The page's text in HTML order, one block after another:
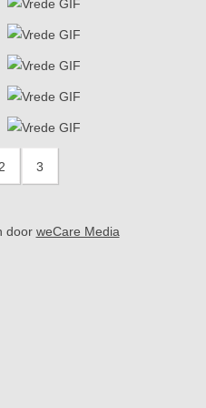
2 3
door weCare Media